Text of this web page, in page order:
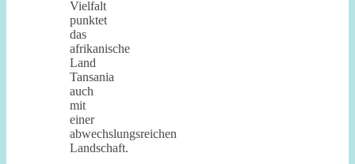
Vielfalt
punktet
das
afrikanische
Land
Tansania
auch
mit
einer
abwechslungsreichen
Landschaft.